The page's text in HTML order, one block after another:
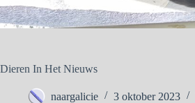
Dieren In Het Nieuws
naargalicie 3 oktober 2023